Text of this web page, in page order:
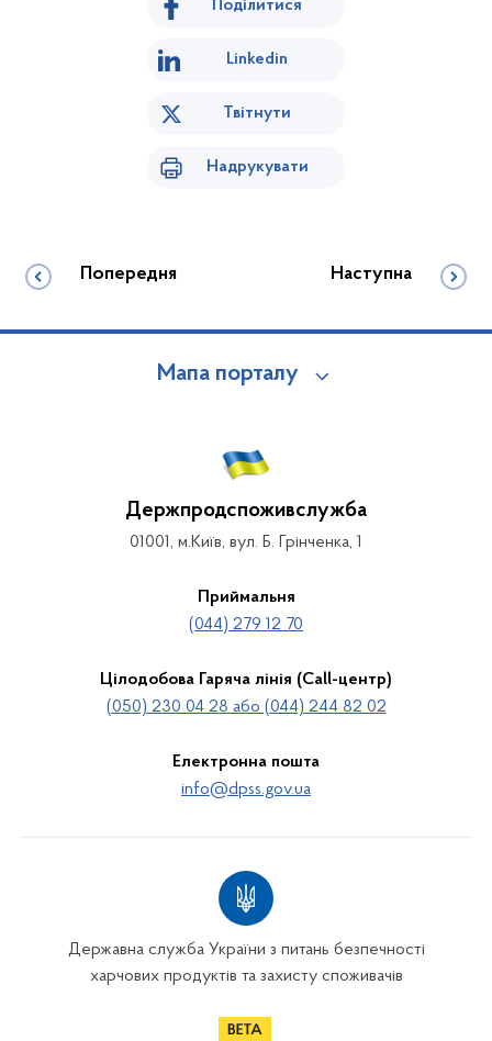
Поділитися
Linkedin
Твітнути
Надрукувати
Попередня Наступна
Мапа порталу
Держпродспоживслужба
01001, м.Київ, вул. Б. Грінченка, 1
Приймальня
(044) 279 12 70
Цілодобова Гаряча лінія (Call-центр)
(050) 230 04 28 або (044) 244 82 02
Електронна пошта
info@dpss.gov.ua
Державна служба України з питань безпечності
харчових продуктів та захисту споживачів